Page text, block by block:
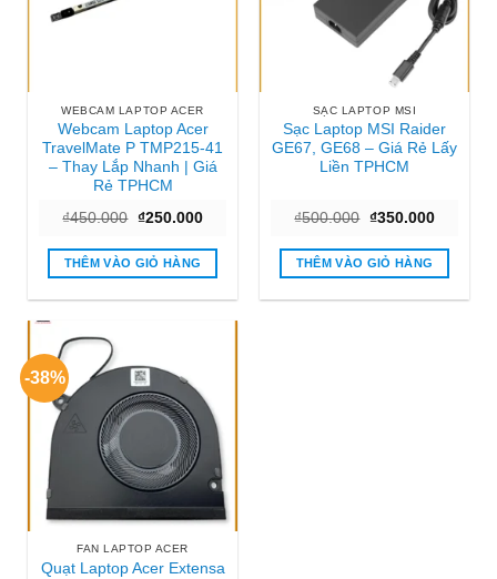
WEBCAM LAPTOP ACER
Webcam Laptop Acer
TravelMate P TMP215-41
– Thay Lắp Nhanh | Giá
Rẻ TPHCM
₫450.000 Giá
là:
₫450.000.
₫250.000Giá
tại
₫250.000.
THÊM VÀO GIỎ HÀNG
SẠC LAPTOP MSI
Sạc Laptop MSI Raider
GE67, GE68 – Giá Rẻ Lấy
Liền TPHCM
₫500.000 Giá
là:
₫500.000.
₫350.000Giá
tại
THÊM VÀO GIỎ HÀNG
-38%
FAN LAPTOP ACER
Quạt Laptop Acer Extensa